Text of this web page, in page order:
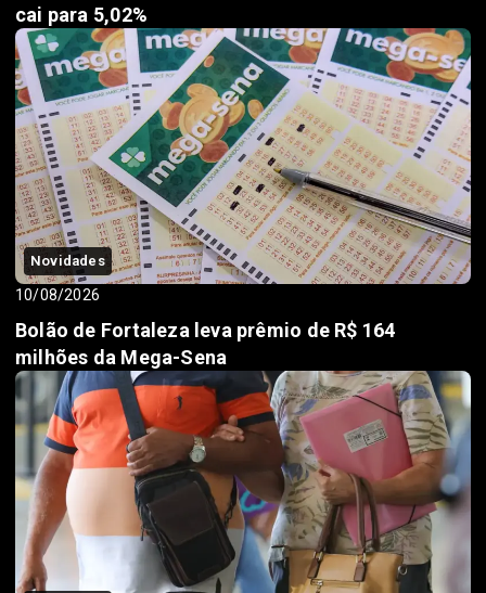
cai para 5,02%
Novidades
10/08/2026
Bolão de Fortaleza leva prêmio de R$ 164
milhões da Mega-Sena